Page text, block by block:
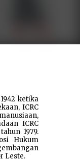
ketika
ICRC
ICRC
1979.
Hukum
Leste.